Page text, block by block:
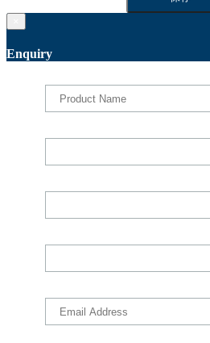
Enquiry